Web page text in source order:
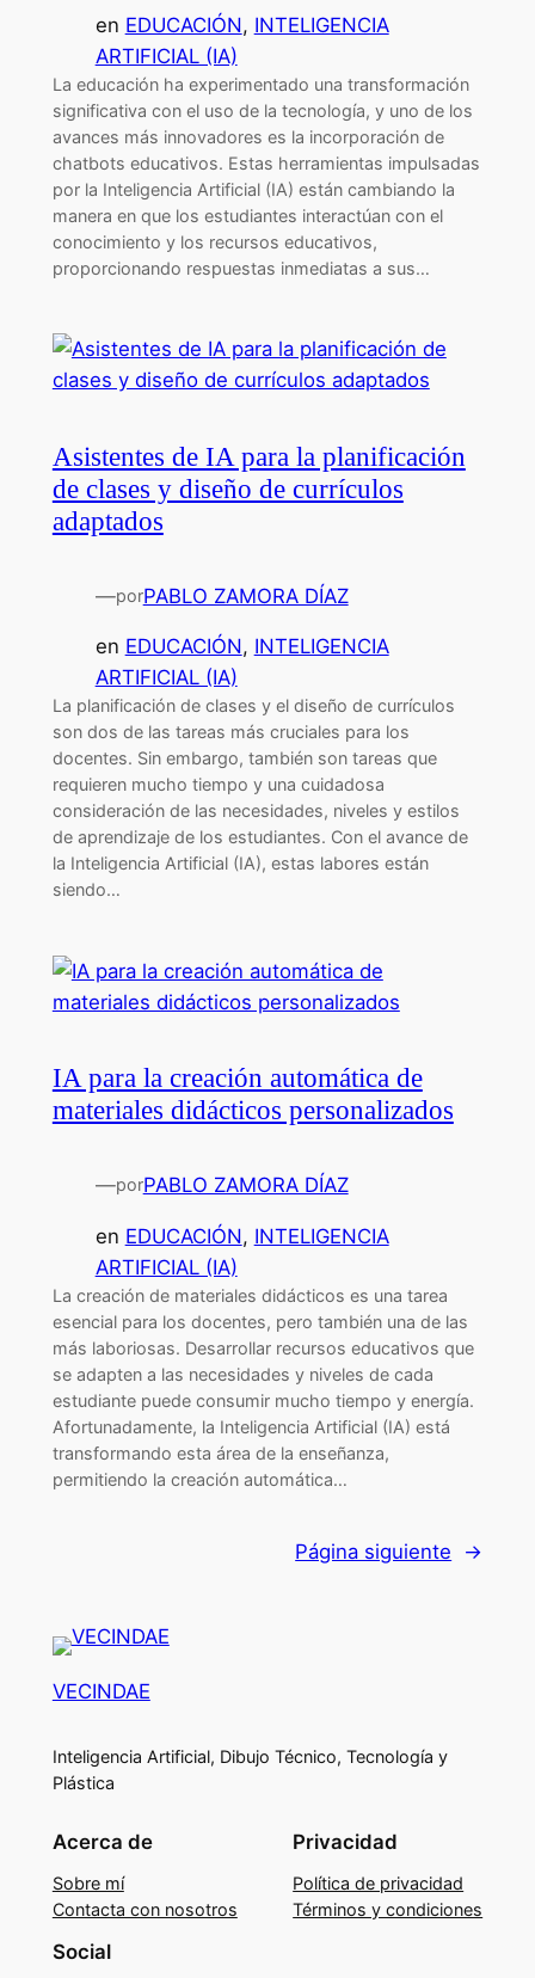
en EDUCACIÓN, INTELIGENCIA
ARTIFICIAL (IA)
La educación ha experimentado una transformación
significativa con el uso de la tecnología, y uno de los
avances más innovadores es la incorporación de
chatbots educativos. Estas herramientas impulsadas
por la Inteligencia Artificial (IA) están cambiando la
manera en que los estudiantes interactúan con el
conocimiento y los recursos educativos,
proporcionando respuestas inmediatas a sus…
Asistentes de IA para la planificación
de clases y diseño de currículos
adaptados
—porPABLO ZAMORA DÍAZ
en EDUCACIÓN, INTELIGENCIA
ARTIFICIAL (IA)
La planificación de clases y el diseño de currículos
son dos de las tareas más cruciales para los
docentes. Sin embargo, también son tareas que
requieren mucho tiempo y una cuidadosa
consideración de las necesidades, niveles y estilos
de aprendizaje de los estudiantes. Con el avance de
la Inteligencia Artificial (IA), estas labores están
siendo…
IA para la creación automática de
materiales didácticos personalizados
—porPABLO ZAMORA DÍAZ
en EDUCACIÓN, INTELIGENCIA
ARTIFICIAL (IA)
La creación de materiales didácticos es una tarea
esencial para los docentes, pero también una de las
más laboriosas. Desarrollar recursos educativos que
se adapten a las necesidades y niveles de cada
estudiante puede consumir mucho tiempo y energía.
Afortunadamente, la Inteligencia Artificial (IA) está
transformando esta área de la enseñanza,
permitiendo la creación automática…
Página siguiente →
VECINDAE
Inteligencia Artificial, Dibujo Técnico, Tecnología y
Plástica
Acerca de
Sobre mí
Contacta con nosotros
Privacidad
Política de privacidad
Términos y condiciones
Social